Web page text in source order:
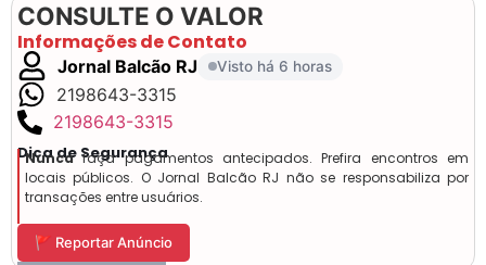
CONSULTE O VALOR
Informações de Contato
Jornal Balcão RJ Visto há 6 horas
2198643-3315
2198643-3315
Dica de Segurança
Nuncafaça pagamentos antecipados. Prefira encontros em
locais públicos. O Jornal Balcão RJ não se responsabiliza por
transações entre usuários.
🚩 Reportar Anúncio